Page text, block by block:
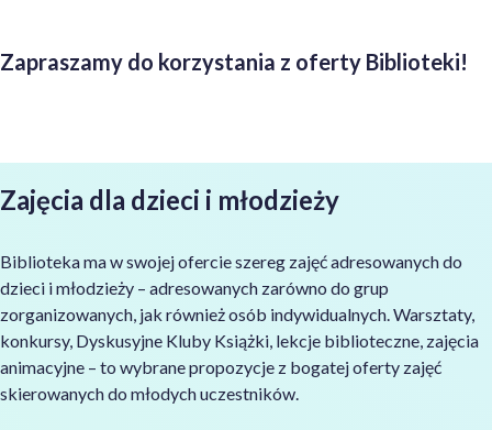
Zapraszamy do korzystania z oferty Biblioteki!
Zajęcia dla dzieci i młodzieży
Biblioteka ma w swojej ofercie szereg zajęć adresowanych do
dzieci i młodzieży – adresowanych zarówno do grup
zorganizowanych, jak również osób indywidualnych. Warsztaty,
konkursy, Dyskusyjne Kluby Książki, lekcje biblioteczne, zajęcia
animacyjne – to wybrane propozycje z bogatej oferty zajęć
skierowanych do młodych uczestników.